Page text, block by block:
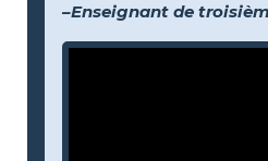
–Enseignant de